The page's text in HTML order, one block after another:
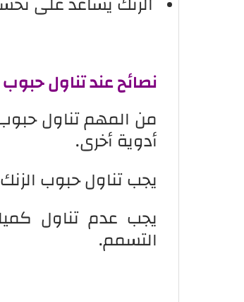
نصائح عند تناول
من المهم تناول
أدوية أخرى.
يجب تناول حبوب
يجب عدم تناول
التسمم.